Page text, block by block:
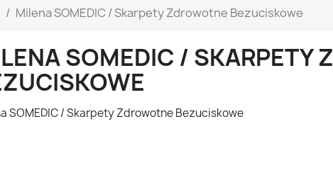
Milena SOMEDIC / Skarpety Zdrowotne Bezuciskowe
SOMEDIC / SKARPETY
SOMEDIC / Skarpety Zdrowotne Bezuciskowe